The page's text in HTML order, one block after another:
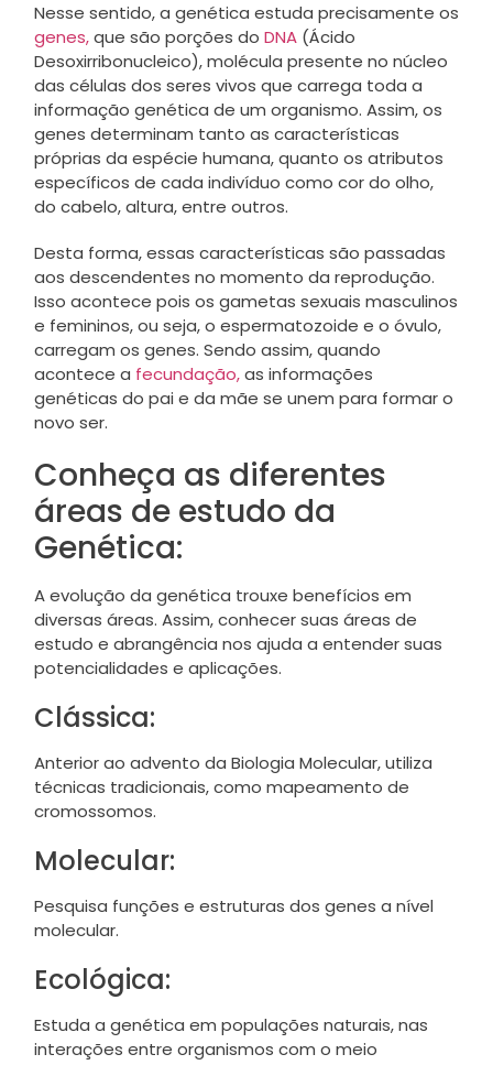
Nesse sentido, a genética estuda precisamente os
genes,que são porções do DNA (Ácido
Desoxirribonucleico), molécula presente no núcleo
das células dos seres vivos que carrega toda a
informação genética de um organismo. Assim, os
genes determinam tanto as características
próprias da espécie humana, quanto os atributos
específicos de cada indivíduo como cor do olho,
do cabelo, altura, entre outros.
Desta forma, essas características são passadas
aos descendentes no momento da reprodução.
Isso acontece pois os gametas sexuais masculinos
e femininos, ou seja, o espermatozoide e o óvulo,
carregam os genes. Sendo assim, quando
acontece a fecundação,as informações
genéticas do pai e da mãe se unem para formar o
novo ser.
Conheça as diferentes
áreas de estudo da
Genética:
A evolução da genética trouxe benefícios em
diversas áreas. Assim, conhecer suas áreas de
estudo e abrangência nos ajuda a entender suas
potencialidades e aplicações.
Clássica:
Anterior ao advento da Biologia Molecular, utiliza
técnicas tradicionais, como mapeamento de
cromossomos.
Molecular:
Pesquisa funções e estruturas dos genes a nível
molecular.
Ecológica:
Estuda a genética em populações naturais, nas
interações entre organismos com o meio